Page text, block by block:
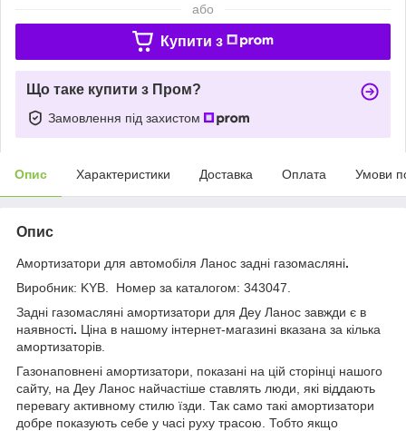
або
Купити з
Що таке купити з Пром?
Замовлення під захистом
Опис Характеристики Доставка Оплата Умови
Опис
Амортизатори для автомобіля Ланос задні газомасляні.
Виробник: KYB. Номер за каталогом: 343047.
Задні газомасляні амортизатори для Деу Ланос завжди є в
наявності. Ціна в нашому інтернет-магазині вказана за кілька
амортизаторів.
Газонаповнені амортизатори, показані на цій сторінці нашого
сайту, на Деу Ланос найчастіше ставлять люди, які віддають
перевагу активному стилю їзди. Так само такі амортизатори
добре показують себе у часі руху трасою. Тобто якщо